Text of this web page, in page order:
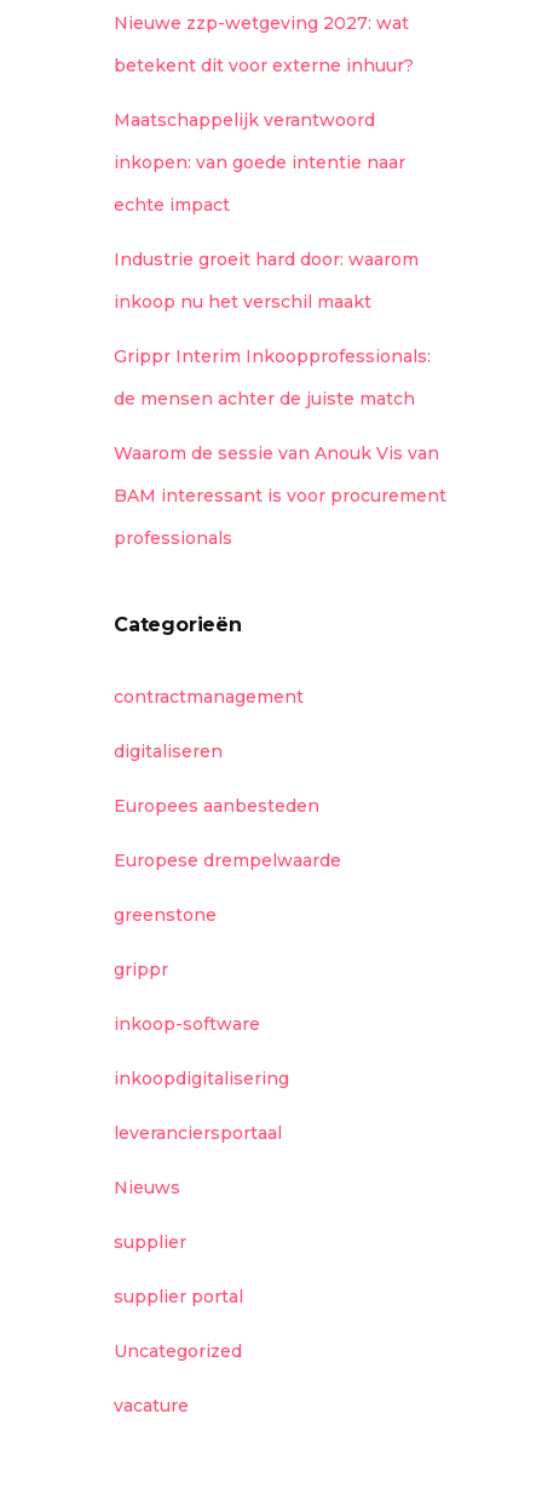
Nieuwe zzp-wetgeving 2027: wat
betekent dit voor externe inhuur?
Maatschappelijk verantwoord
inkopen: van goede intentie naar
echte impact
Industrie groeit hard door: waarom
inkoop nu het verschil maakt
Grippr Interim Inkoopprofessionals:
de mensen achter de juiste match
Waarom de sessie van Anouk Vis van
BAM interessant is voor procurement
professionals
Categorieën
contractmanagement
digitaliseren
Europees aanbesteden
Europese drempelwaarde
greenstone
grippr
inkoop-software
inkoopdigitalisering
leveranciersportaal
Nieuws
supplier
supplier portal
Uncategorized
vacature